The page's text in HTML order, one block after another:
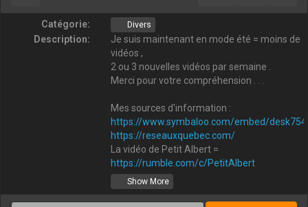
Catégorie: Divers
Description:
Je suis maintenant en mode été = moins de
vidéos ,
2 ou 3 nouvelles vidéos par semaine .
Merci pour votre compréhension . . .
Mes sources d'information :
https://www.symbaloo.com/embed/desk754
https://reseauxquebec.com/
La vidéo de Petit Albert =
https://rumble.com/c/PetitAlbert
Mon blog =https://bengarno.wordpress.com
Mon Twitter =https://twitter.com/bengarno
Show More